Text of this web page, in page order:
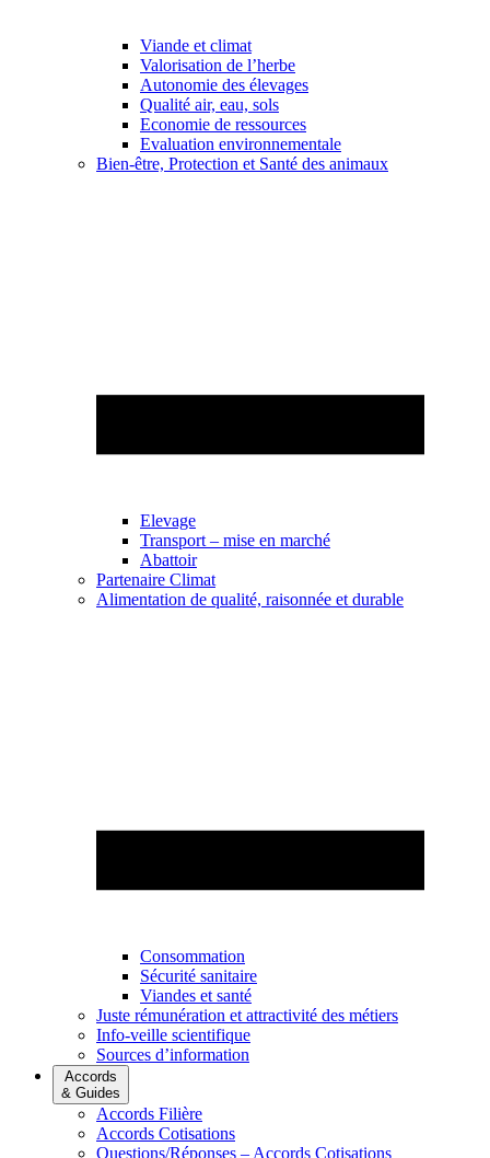
Viande et climat
Valorisation de l’herbe
Autonomie des élevages
Qualité air, eau, sols
Economie de ressources
Evaluation environnementale
Bien-être, Protection et Santé des animaux
Elevage
Transport – mise en marché
Abattoir
Partenaire Climat
Alimentation de qualité, raisonnée et durable
Consommation
Sécurité sanitaire
Viandes et santé
Juste rémunération et attractivité des métiers
Info-veille scientifique
Sources d’information
Accords
& Guides
Accords Filière
Accords Cotisations
Questions/Réponses – Accords Cotisations